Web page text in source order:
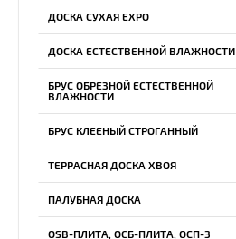
ДОСКА СУХАЯ EXPO
ДОСКА ЕСТЕСТВЕННОЙ ВЛАЖНОСТИ
БРУС ОБРЕЗНОЙ ЕСТЕСТВЕННОЙ
ВЛАЖНОСТИ
БРУС КЛЕЕНЫЙ СТРОГАННЫЙ
ТЕРРАСНАЯ ДОСКА ХВОЯ
ПАЛУБНАЯ ДОСКА
OSB-ПЛИТА, ОСБ-ПЛИТА, ОСП-3